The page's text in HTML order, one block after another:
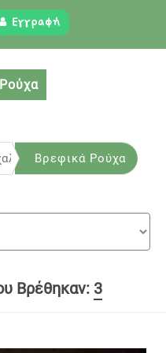
Εγγραφή
- Παπουτσάκια
Βρεφικά Ρούχα
Βρέθηκαν: 3